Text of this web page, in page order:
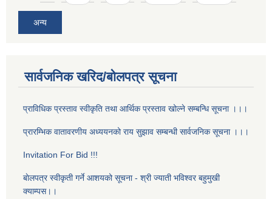
अन्य
सार्वजनिक खरिद/बोलपत्र सूचना
प्राविधिक प्रस्ताव स्वीकृति तथा आर्थिक प्रस्ताव खोल्ने सम्बन्धि सूचना ।।।
प्रारम्भिक वातावरणीय अध्ययनको राय सुझाव सम्बन्धी सार्वजनिक सूचना ।।।
Invitation For Bid !!!
बाेलपत्र स्वीकृती गर्ने आशयको सूचना - श्री ज्याती भविश्वर बहुमुखी
क्याम्पस।।